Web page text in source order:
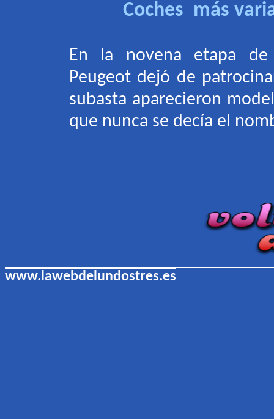
Coches más
En la novena etapa de
Peugeot dejó de
subasta aparecieron
que nunca se decía el
www.lawebdelundostres.es